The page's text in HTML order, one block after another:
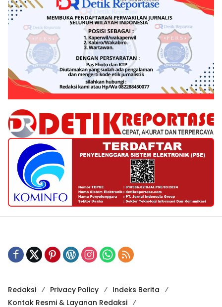
Redaksi Privacy Policy
Indeks Berita
Kontak Resmi & Layanan Redaksi